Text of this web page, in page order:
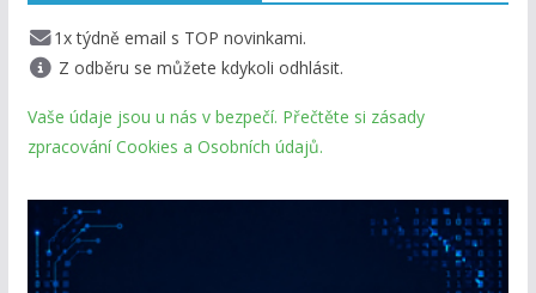
1x týdně email s TOP novinkami.
Z odběru se můžete kdykoli odhlásit.
Vaše údaje jsou u nás v bezpečí. Přečtěte si zásady
zpracování Cookies a Osobních údajů.